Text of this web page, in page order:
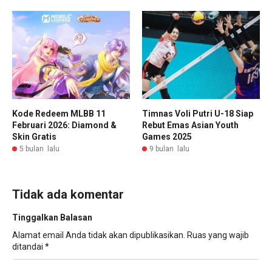
Kode Redeem MLBB 11
Februari 2026: Diamond &
Skin Gratis
5 bulan lalu
Timnas Voli Putri U-18 Siap
Rebut Emas Asian Youth
Games 2025
9 bulan lalu
Tidak ada komentar
Tinggalkan Balasan
Alamat email Anda tidak akan dipublikasikan. Ruas yang wajib
ditandai *